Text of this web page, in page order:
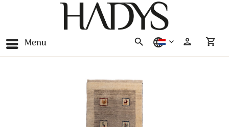
Menu nederlands